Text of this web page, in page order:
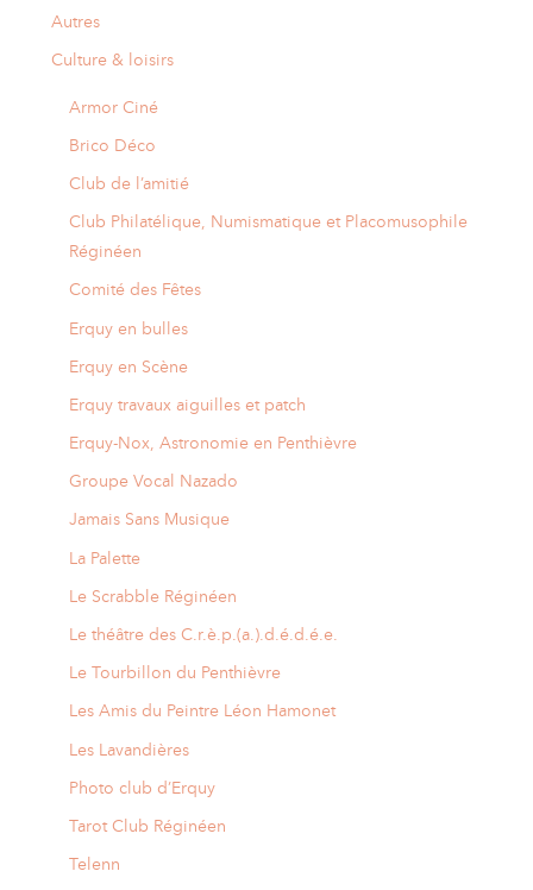
Autres
Culture & loisirs
Armor Ciné
Brico Déco
Club de l’amitié
Club Philatélique, Numismatique et Placomusophile
Réginéen
Comité des Fêtes
Erquy en bulles
Erquy en Scène
Erquy travaux aiguilles et patch
Erquy-Nox, Astronomie en Penthièvre
Groupe Vocal Nazado
Jamais Sans Musique
La Palette
Le Scrabble Réginéen
Le théâtre des C.r.è.p.(a.).d.é.d.é.e.
Le Tourbillon du Penthièvre
Les Amis du Peintre Léon Hamonet
Les Lavandières
Photo club d’Erquy
Tarot Club Réginéen
Telenn